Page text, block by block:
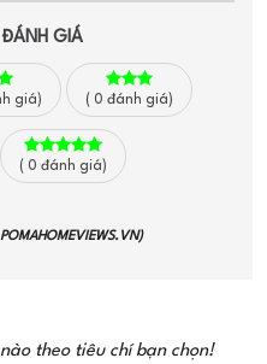
ĐÁNH GIÁ
giá) ( 0 đánh giá)
( 0 đánh giá)
POMAHOMEVIEWS.VN)
theo tiêu chí bạn chọn!